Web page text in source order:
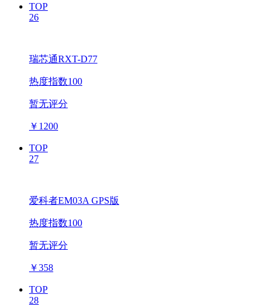
TOP
26
瑞芯通RXT-D77
热度指数100
暂无评分
￥ 1200
TOP
27
爱科者EM03A GPS版
热度指数100
暂无评分
￥358
TOP
28